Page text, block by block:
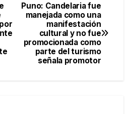
Puno: Candelaria fue
manejada como una
manifestación
cultural y no fue
promocionada como
parte del turismo
señala promotor